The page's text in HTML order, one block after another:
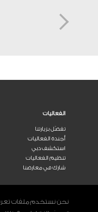
نحن نستخدم ملفات
الفعاليات
تفضّل بزيارتنا
أجندة الفعاليات
استكشف دبي
تنظيم الفعاليات
شارك في معارضنا